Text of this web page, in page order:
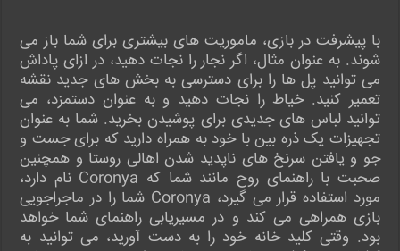
با پیشرفت در بازی، ماموریت های بیشتری برای شما باز می
شوند. به عنوان مثال، اگر نجار را نجات دهید، در ازای پاداش
می توانید پل ها را برای دسترسی به بخش های جدید نقشه
تعمیر کنید. خیاط را نجات دهید و به عنوان دستمزد، می
توانید لباس های جدیدی برای پوشیدن بخرید. شما به عنوان
تجهیزات یک ذره بین با خود به همراه دارید که برای جست و
جو و یافتن سرنخ های ناپدید شدن اهالی روستا و همچنین
صحبت با راهنمای روح مانند شما که Coronya نام دارد،
مورد استفاده قرار می گیرد، Coronya شما را در ماجراجویی
بازی همراهی می کند و در مسیریابی راهنمای شما خواهد
بود. وقتی کلید خانه خود را به دست آورید، می توانید به